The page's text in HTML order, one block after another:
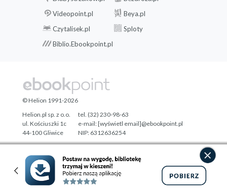
Videopoint.pl
Beya.pl
Czytalisek.pl
Sploty
Biblio.Ebookpoint.pl
Designed with ♥ byTonik.pl
© Helion 1991-2026
Helion.pl sp. z o.o.
ul. Kościuszki 1c
44-100 Gliwice
tel. (32) 230-98-63
e-mail:[wyświetl email]@ebookpoint.pl
NIP: 6312636254
Regon: 241989027
Pełna wersja strony »